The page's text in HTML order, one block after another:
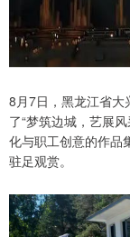
8月7日，黑龙江省大
了“梦筑边城，艺展
化与职工创意的作品
驻足观赏。